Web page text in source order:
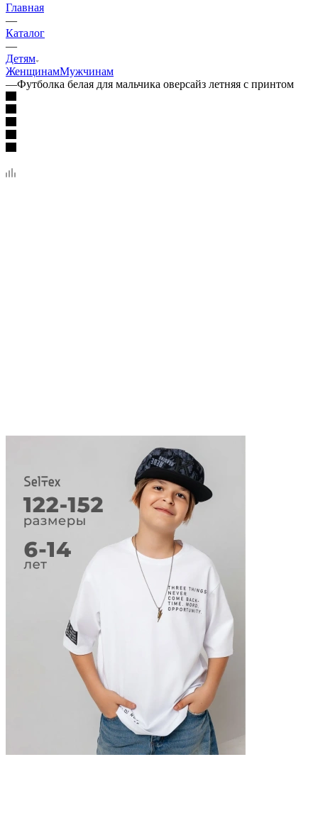
Главная
—
Каталог
—
Детям
ЖенщинамМужчинам
—Футболка белая для мальчика оверсайз летняя с принтом